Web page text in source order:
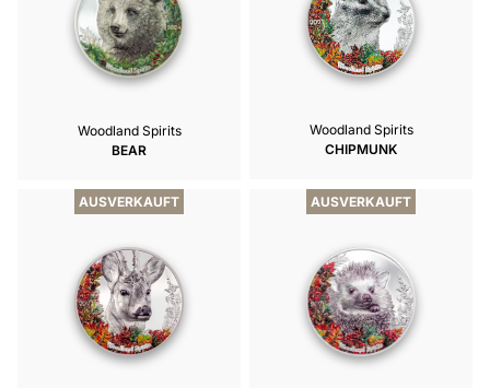
Woodland Spirits
BEAR
Woodland Spirits
CHIPMUNK
AUSVERKAUFT AUSVERKAUFT